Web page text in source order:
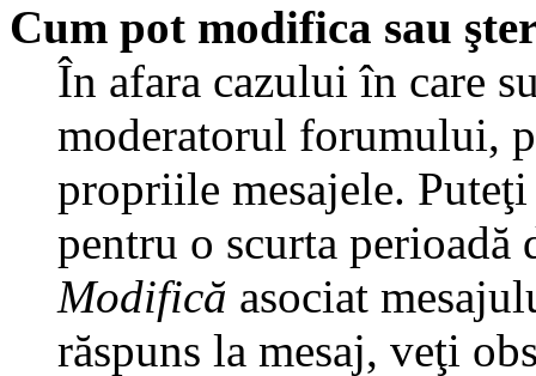
Cum pot modifica sau
În afara cazului în care
moderatorul forumului,
propriile mesajele.
pentru o scurta perioadă
Modifică asociat
răspuns la mesaj, veţi